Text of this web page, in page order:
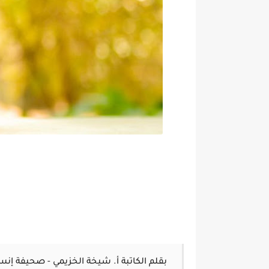
بقلم الكاتبة أ. شيخة الخزيمي - صحيفة